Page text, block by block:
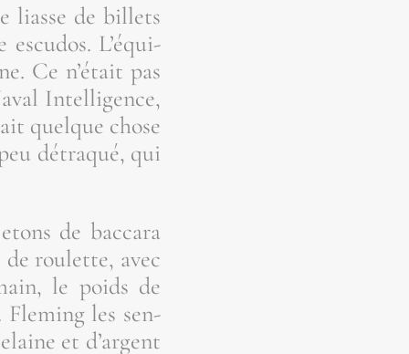
liasse de billets
escu­dos. L’é­qui­
Ce n’é­tait pas
Intel­li­gence,
quelque chose
détra­qué, qui
de bac­ca­ra
rou­lette, avec
le poids de
Fle­ming les sen­
et d’argent